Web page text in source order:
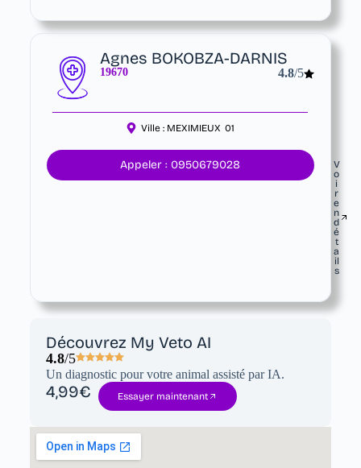
Agnes BOKOBZA-DARNIS
19670 4.8/5
Ville : MEXIMIEUX 01
Appeler : 0950679028
V
o
i
r
e
n
d
é
t
a
il
s
Découvrez My Veto AI
4.8/5
Un diagnostic pour votre animal assisté par IA.
4,99€ Essayer maintenant